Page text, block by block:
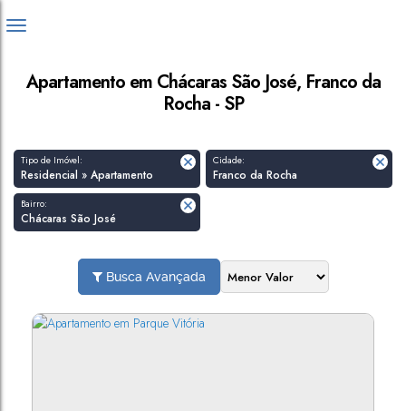
Apartamento em Chácaras São José, Franco da
Rocha - SP
Tipo de Imóvel:
Residencial » Apartamento
Cidade:
Franco da Rocha
Bairro:
Chácaras São José
Busca Avançada